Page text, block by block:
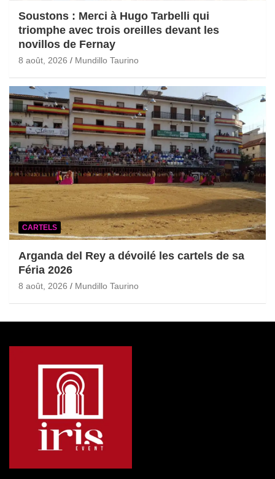
Soustons : Merci à Hugo Tarbelli qui
triomphe avec trois oreilles devant les
novillos de Fernay
8 août, 2026 Mundillo Taurino
CARTELS
Arganda del Rey a dévoilé les cartels de sa
Féria 2026
8 août, 2026 Mundillo Taurino